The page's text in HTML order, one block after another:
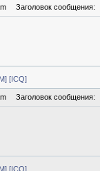
Заголовок сообщения:
[ICQ]
Заголовок сообщения:
[ICQ]